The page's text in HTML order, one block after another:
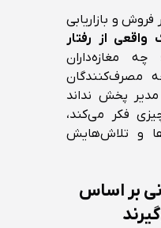
و بازاریابی
واقعی از رفتار
مغازه‌داران
مصرف‌کنندگان
مدیر پخش نداند
فکر می‌کند،
و تلاش‌هایش
بر اساس